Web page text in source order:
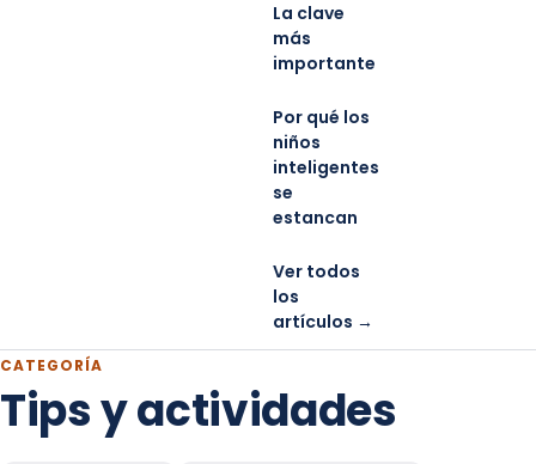
La clave
más
importante
Por qué los
niños
inteligentes
se
estancan
Ver todos
los
artículos →
CATEGORÍA
Tips y actividades